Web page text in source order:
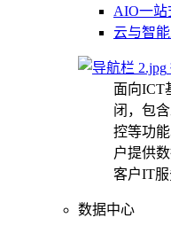
AIO一站
云与智
面向ICT
闭，包
控等功
户提供
客户IT服
数据中心